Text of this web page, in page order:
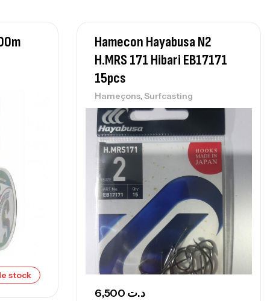
Sunset Beachstriker Surf Hybrid
Sunset Secret Cove 450 Cm 100
G
Sunset Secret Cove 420 Cm 100
G
stock
Hamecon Hayabusa N2
H.MRS 171 Hibari EB17171
15pcs
Hameçons, Surfcasting
د.ت